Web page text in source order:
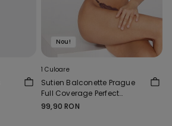
Nou!
1 Culoare
Sutien Balconette Prague
Full Coverage Perfect
Harmony
99,90 RON